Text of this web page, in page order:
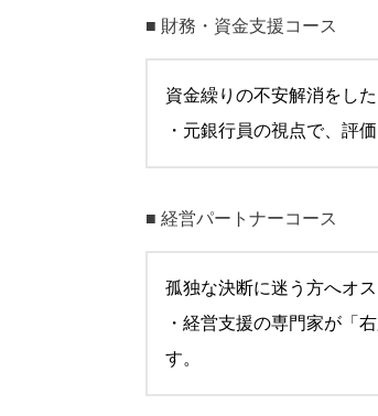
■ 財務・資金支援コース
資金繰りの不安解消をし
・元銀行員の視点で、評
■ 経営パートナーコース
孤独な決断に迷う方へオス
・経営支援の専門家が「
す。